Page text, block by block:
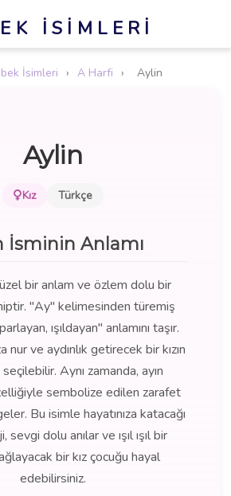
İSIMLERI
İsimleri › A Harfi › Aylin
Aylin
Kız Türkçe
İsminin Anlamı
bir anlam ve özlem dolu bir
"Ay" kelimesinden türemiş
ışıldayan" anlamını taşır.
nur ve aydınlık getirecek bir kızın
Aynı zamanda, ayın
sembolize edilen zarafet
Bu isimle hayatınıza katacağı
dolu anılar ve ışıl ışıl bir
bir kız çocuğu hayal
edebilirsiniz.